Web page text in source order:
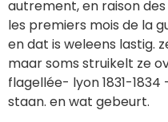
autrement, en raison
les premiers mois de la
en dat is weleens lastig.
maar soms struikelt ze
flagellée- lyon 1831-
staan. en wat gebeurt.